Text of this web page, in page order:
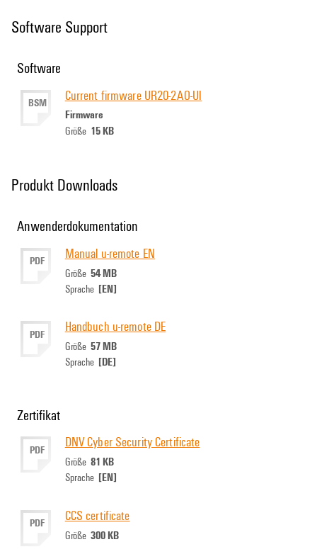
Software Support
Software
BSM Current firmware UR20-2AO-UI
Firmware
Größe 15 KB
Produkt Downloads
Anwenderdokumentation
PDF Manual u-remote EN
Größe 54 MB
Sprache [EN]
PDF Handbuch u-remote DE
Größe 57 MB
Sprache [DE]
Zertifikat
PDF DNV Cyber Security Certificate
Größe 81 KB
Sprache [EN]
PDF CCS certificate
Größe 300 KB